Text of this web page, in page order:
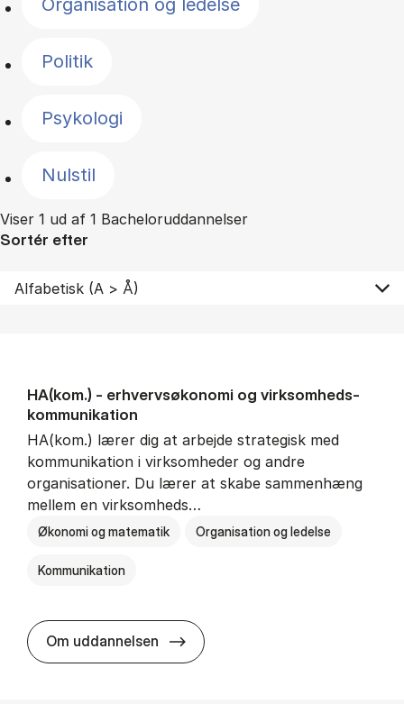
Organisation og ledelse
Politik
Psykologi
Nulstil
Viser 1 ud af 1 Bacheloruddannelser
Sortér efter
HA(kom.) - erhvervs­økonomi og virksomheds­
kommunikation
HA(kom.) lærer dig at arbejde strategisk med
kommunikation i virksomheder og andre
organisationer. Du lærer at skabe sammenhæng
mellem en virksomheds…
Økonomi og matematik Organisation og ledelse
Kommunikation
Om uddannelsen HA(kom.) - erhvervs­økonomi